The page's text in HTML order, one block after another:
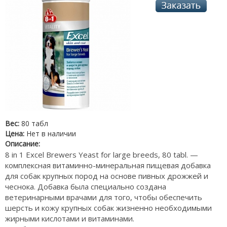
Вес: 80 табл
Цена: Нет в наличии
Описание:
8 in 1 Excel Brewers Yeast for large breeds, 80 tabl. —
комплексная витаминно-минеральная пищевая добавка
для собак крупных пород на основе пивных дрожжей и
чеснока. Добавка была специально создана
ветеринарными врачами для того, чтобы обеспечить
шерсть и кожу крупных собак жизненно необходимыми
жирными кислотами и витаминами.